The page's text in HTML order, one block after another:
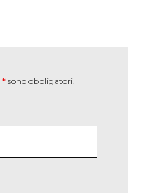
*sono obbligatori.